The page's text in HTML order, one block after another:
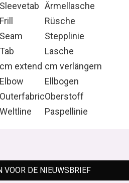
Sleevetab Ärmellasche
Frill
Rüsche
Seam
Stepplinie
Tab
Lasche
cm extend cm verlängern
Elbow
Ellbogen
OuterfabricOberstoff
Weltline Paspellinie
VOOR DE NIEUWSBRIEF